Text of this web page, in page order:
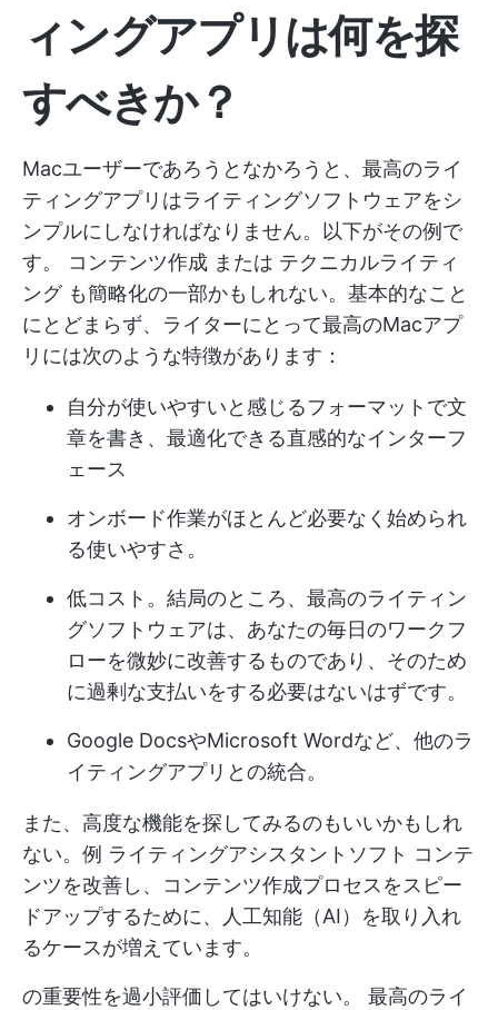
ィングアプリは何を探
すべきか？
Macユーザーであろうとなかろうと、最高のライ
ティングアプリはライティングソフトウェアをシ
ンプルにしなければなりません。以下がその例で
す。 コンテンツ作成 または テクニカルライティ
ングも簡略化の一部かもしれない。基本的なこと
にとどまらず、ライターにとって最高のMacアプ
リには次のような特徴があります：
自分が使いやすいと感じるフォーマットで文
章を書き、最適化できる直感的なインターフ
ェース
オンボード作業がほとんど必要なく始められ
る使いやすさ。
低コスト。結局のところ、最高のライティン
グソフトウェアは、あなたの毎日のワークフ
ローを微妙に改善するものであり、そのため
に過剰な支払いをする必要はないはずです。
Google DocsやMicrosoft Wordなど、他のラ
イティングアプリとの統合。
また、高度な機能を探してみるのもいいかもしれ
ない。例 ライティングアシスタントソフト コンテ
ンツを改善し、コンテンツ作成プロセスをスピー
ドアップするために、人工知能（AI）を取り入れ
るケースが増えています。
の重要性を過小評価してはいけない。 最高のライ